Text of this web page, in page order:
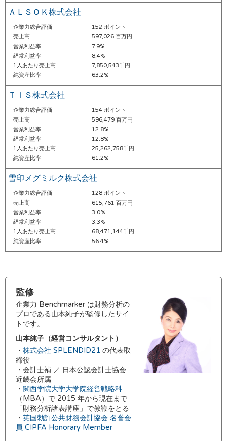
ＡＬＳＯＫ株式会社
企業力総合評価
152 ポイント
売上高
597,026 百万円
営業利益率
7.9%
経常利益率
8.4%
1人あたり売上高
7,850,543千円
純資産比率
63.2%
ＴＩＳ株式会社
企業力総合評価
154 ポイント
売上高
596,479 百万円
営業利益率
12.8%
経常利益率
12.8%
1人あたり売上高
25,262,758千円
純資産比率
61.2%
雪印メグミルク株式会社
企業力総合評価
128 ポイント
売上高
615,761 百万円
営業利益率
3.0%
経常利益率
3.3%
1人あたり売上高
68,471,144千円
純資産比率
56.4%
監修
企業力 Benchmarker は財務分析の
プロである山本純子が監修したサイ
トです。
山本純子（経営コンサルタント）
・ 株式会社 SPLENDID21 の代表取
締役
・会計士補 ／ 日本公認会計士協会
近畿会所属
・ 関西学院大学大学院経営戦略科
（MBA）で 2015 年から現在まで
「財務分析諸表講座」で教鞭をとる
・ 英国勅許公共財務会計協会 名誉会
員 CIPFA Honorary Member